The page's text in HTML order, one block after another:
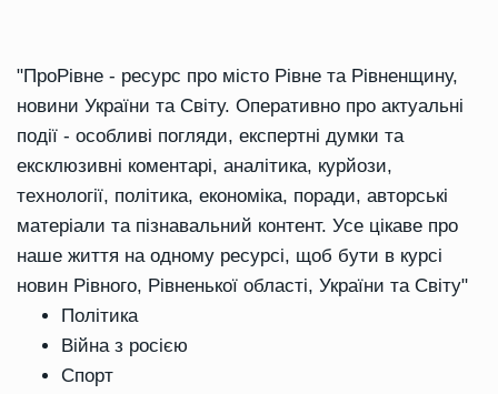
"ПроРівне - ресурс про місто Рівне та Рівненщину,
новини України та Світу. Оперативно про актуальні
події - особливі погляди, експертні думки та
ексклюзивні коментарі, аналітика, курйози,
технології, політика, економіка, поради, авторські
матеріали та пізнавальний контент. Усе цікаве про
наше життя на одному ресурсі, щоб бути в курсі
новин Рівного, Рівненької області, України та Світу"
Політика
Війна з росією
Спорт